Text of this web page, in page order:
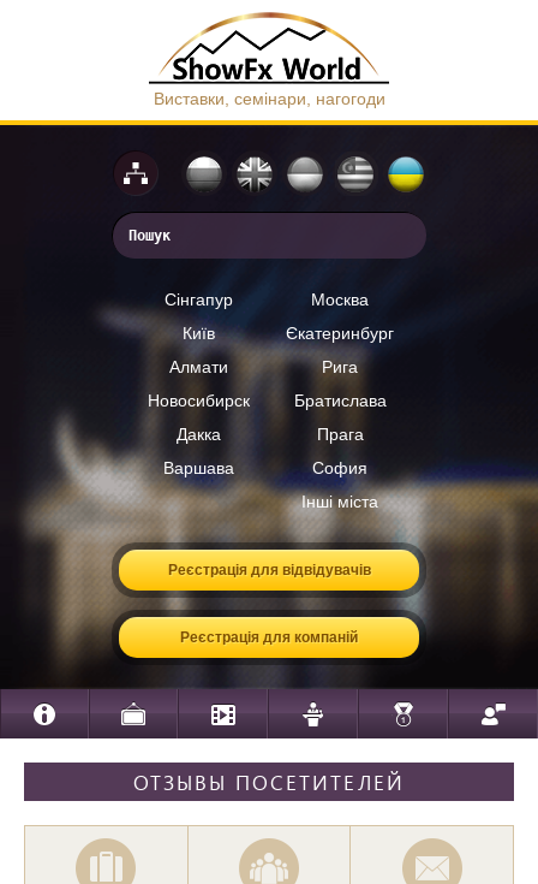
Виставки, семінари, нагогоди
Сінгапур
Москва
Київ
Єкатеринбург
Алмати
Рига
Новосибирск
Братислава
Дакка
Прага
Варшава
София
Інші міста
Реєстрація для відвідувачів
Реєстрація для компаній
ОТЗЫВЫ ПОСЕТИТЕЛЕЙ